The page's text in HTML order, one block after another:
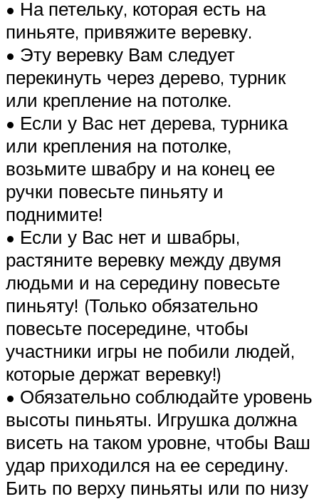
• На петельку, которая есть на
пиньяте, привяжите веревку.
• Эту веревку Вам следует
перекинуть через дерево, турник
или крепление на потолке.
• Если у Вас нет дерева, турника
или крепления на потолке,
возьмите швабру и на конец ее
ручки повесьте пиньяту и
поднимите!
• Если у Вас нет и швабры,
растяните веревку между двумя
людьми и на середину повесьте
пиньяту! (Только обязательно
повесьте посередине, чтобы
участники игры не побили людей,
которые держат веревку!)
• Обязательно соблюдайте уровень
высоты пиньяты. Игрушка должна
висеть на таком уровне, чтобы Ваш
удар приходился на ее середину.
Бить по верху пиньяты или по низу